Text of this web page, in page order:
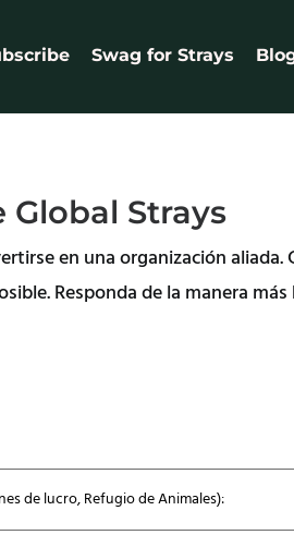
Swag for Strays
Strays
en una organización aliada.
Responda de la manera